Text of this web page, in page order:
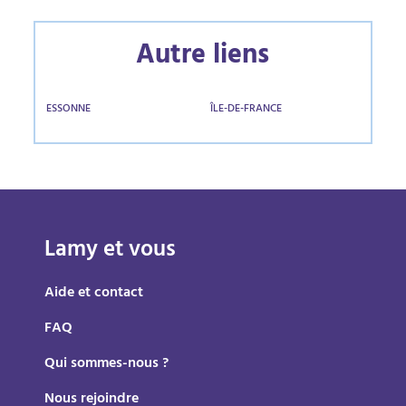
Autre liens
ESSONNE ÎLE-DE-FRANCE
Lamy et vous
Aide et contact
FAQ
Qui sommes-nous ?
Nous rejoindre